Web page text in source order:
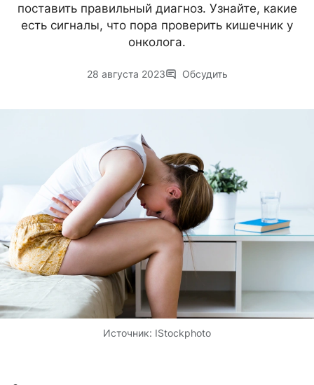
поставить правильный диагноз. Узнайте, какие
есть сигналы, что пора проверить кишечник у
онколога.
28 августа 2023 Обсудить
Источник: IStockphoto